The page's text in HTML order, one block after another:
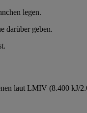
legen.
darüber geben.
laut LMIV (8.400 kJ/